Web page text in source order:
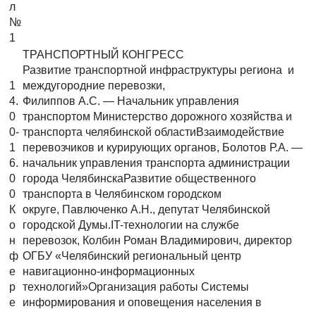
л
№
1
1
4.
0
0-
1
6.
0
0
К
о
н
ф
е
р
е
ТРАНСПОРТНЫЙ КОНГРЕСС
Развитие транспортной инфраструктуры региона и
междугородние перевозки,
Филиппов А.С. — Начальник управления
транспортом Министерство дорожного хозяйства и
транспорта челябинской областиВзаимодействие
перевозчиков и курирующих органов, Болотов Р.А. —
начальник управления транспорта администрации
города ЧелябинскаРазвитие общественного
транспорта в Челябинском городском
округе, Павлюченко А.Н., депутат Челябинской
городской Думы.IT-технологии на службе
перевозок, Колбин Роман Владимирович, директор
ОГБУ «Челябинский региональный центр
навигационно-информационных
технологий»Организация работы Системы
информирования и оповещения населения в